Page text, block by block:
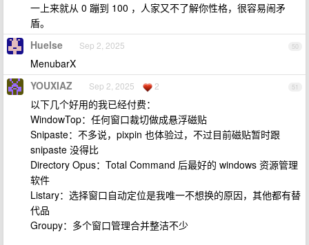
一上来就从 0 蹦到 100 ，人家又不了解你性格，很容易闹矛
盾。
50
Huelse Sep 2, 2025
MenubarX
51
YOUXIAZ Sep 2, 2025 2
以下几个好用的我已经付费：
WindowTop：任何窗口裁切做成悬浮磁贴
Snipaste：不多说，pixpin 也体验过，不过目前磁贴暂时跟
snipaste 没得比
Directory Opus：Total Command 后最好的 windows 资源管理
软件
Listary：选择窗口自动定位是我唯一不想换的原因，其他都有替
代品
Groupy：多个窗口管理合并整洁不少